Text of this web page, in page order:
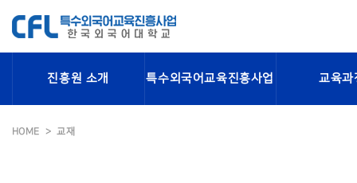
진흥원 소개 특수외국어교육진흥사업 교육과
HOME 교재